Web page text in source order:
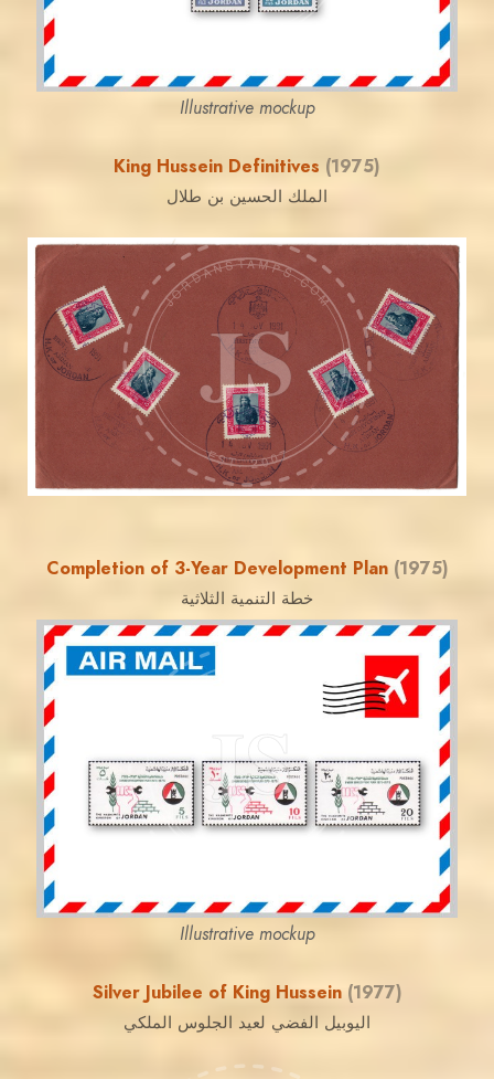
Illustrative mockup
King Hussein Definitives (1975)
الملك الحسين بن طلال
JS
JORDANSTAMPS.COM
EST. 2007
Completion of 3-Year Development Plan (1975)
خطة التنمية الثلاثية
JS
JORDANSTAMPS.COM
Illustrative mockup
Silver Jubilee of King Hussein (1977)
اليوبيل الفضي لعيد الجلوس الملكي